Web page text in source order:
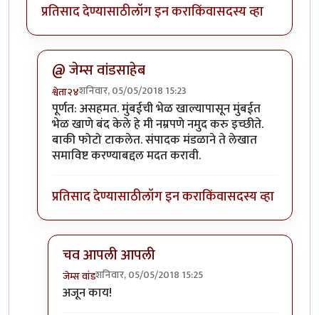
प्रतिसाद देण्यासाठीलॉग इन कराकिंवासदस्य व्हा
@ जेम्स वांडसाहेब
श्वेता२४शनिवार, 05/05/2018 15:23
In reply toकाही जुन्या मिपाकरांनुसारbyजेम्स वांड
पूर्णत: असहमत. मुंबईची भेळ खाल्यापासून मुंबईत
भेळ खाणे बंद केले हे मी नम्रपणे नमुद करु इच्छीते.
बाकी फोटो टाकलेत. संपादक मंडळाने ते लेखात
समाविष्ट करण्याबद्दल मदत करावी.
प्रतिसाद देण्यासाठीलॉग इन कराकिंवासदस्य व्हा
चव आपली आपली
जेम्स वांडशनिवार, 05/05/2018 15:25
In reply to
अजून काय!